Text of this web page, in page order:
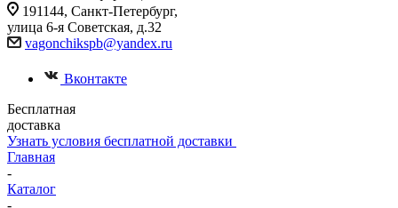
191144, Санкт-Петербург,
улица 6-я Советская, д.32
vagonchikspb@yandex.ru
Вконтакте
Бесплатная
доставка
Узнать условия бесплатной доставки
Главная
-
Каталог
-